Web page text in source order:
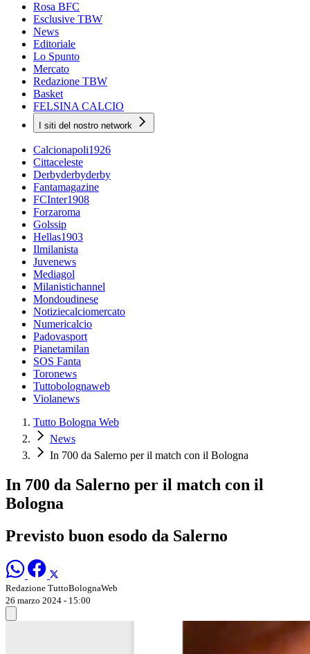
Rosa BFC
Esclusive TBW
News
Editoriale
Lo Spunto
Mercato
Redazione TBW
Basket
FELSINA CALCIO
I siti del nostro network
Calcionapoli1926
Cittaceleste
Derbyderbyderby
Fantamagazine
FCInter1908
Forzaroma
Golssip
Hellas1903
Ilmilanista
Juvenews
Mediagol
Milanistichannel
Mondoudinese
Notiziecalciomercato
Numericalcio
Padovasport
Pianetamilan
SOS Fanta
Toronews
Tuttobolognaweb
Violanews
Tutto Bologna Web
News
In 700 da Salerno per il match con il Bologna
In 700 da Salerno per il match con il
Bologna
Previsto buon esodo da Salerno
Redazione TuttoBolognaWeb
26 marzo 2024 - 15:00